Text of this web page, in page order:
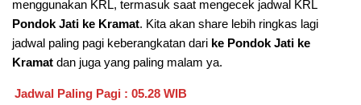
menggunakan KRL, termasuk saat mengecek jadwal KRL
Pondok Jati ke Kramat. Kita akan share lebih ringkas lagi
jadwal paling pagi keberangkatan dari ke Pondok Jati ke
Kramat dan juga yang paling malam ya.
Jadwal Paling Pagi : 05.28 WIB